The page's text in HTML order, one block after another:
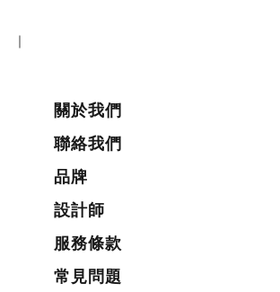
關於我們
聯絡我們
品牌
設計師
服務條款
常見問題